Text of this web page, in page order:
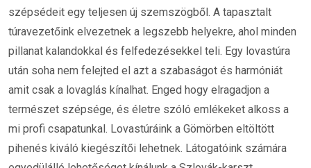
szépsédeit egy teljesen új szemszögből. A tapasztalt
túravezetőink elvezetnek a legszebb helyekre, ahol minden
pillanat kalandokkal és felfedezésekkel teli. Egy lovastúra
után soha nem felejted el azt a szabaságot és harmóniát
amit csak a lovaglás kínalhat. Enged hogy elragadjon a
természet szépsége, és életre szóló emlékeket alkoss a
mi profi csapatunkal. Lovastúráink a Gömörben eltöltött
pihenés kiváló kiegészítői lehetnek. Látogatóink számára